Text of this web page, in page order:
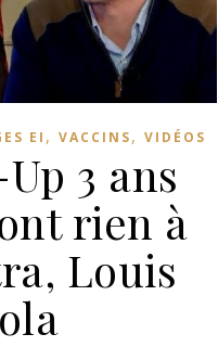
EI , VACCINS, VIDÉOS
3 ans
rien à
Louis